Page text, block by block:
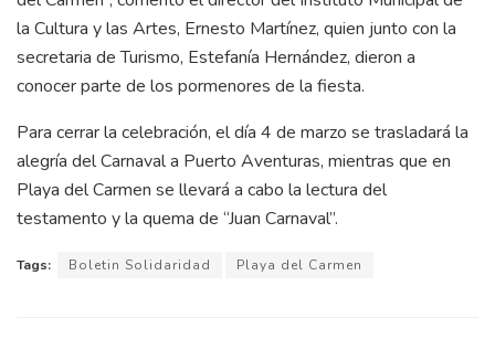
la Cultura y las Artes, Ernesto Martínez, quien junto con la
secretaria de Turismo, Estefanía Hernández, dieron a
conocer parte de los pormenores de la fiesta.
Para cerrar la celebración, el día 4 de marzo se trasladará la
alegría del Carnaval a Puerto Aventuras, mientras que en
Playa del Carmen se llevará a cabo la lectura del
testamento y la quema de “Juan Carnaval”.
Tags: Boletin Solidaridad Playa del Carmen